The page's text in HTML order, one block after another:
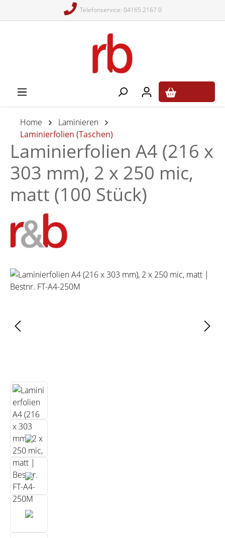
Telefonservice: 04165 2167 0
Home
Laminieren
Laminierfolien (Taschen)
Laminierfolien A4 (216 x
303 mm), 2 x 250 mic,
matt (100 Stück)
Bildergalerie überspringen